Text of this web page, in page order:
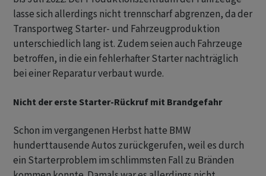
lasse sich allerdings nicht trennscharf abgrenzen, da der
Transportweg Starter- und Fahrzeugproduktion
unterschiedlich lang ist. Zudem seien auch Fahrzeuge
betroffen, in die ein fehlerhafter Starter nachträglich
bei einer Reparatur verbaut wurde.
Nicht der erste Starter-Rückruf mit Brandgefahr
Schon im vergangenen Herbst hatte BMW
hunderttausende Autos zurückgerufen, weil es durch
ein Starterproblem im schlimmsten Fall zu Bränden